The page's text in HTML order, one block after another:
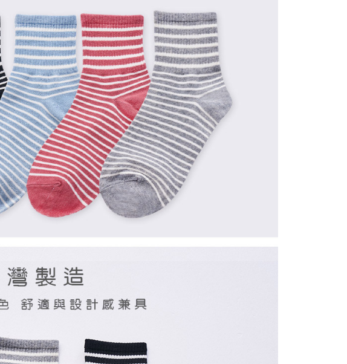
付款後7-11取貨
每筆NT$80，滿NT$859(含以上)免運費
宅配
每筆NT$85，滿NT$859(含以上)免運費